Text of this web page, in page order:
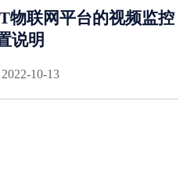
物联网平台的视频监控
说明
10-13